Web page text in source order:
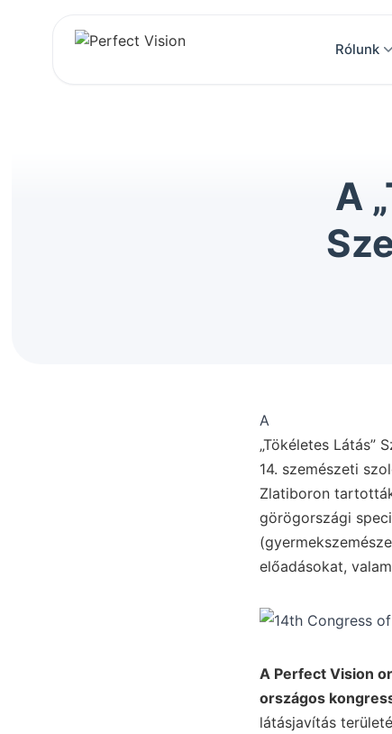
Rólunk
A
A
„Tökéletes Látás”
14. szemészeti
Zlatiboron
görögországi
előadásokat,
A Perfect Vision
országos
látásjavítás